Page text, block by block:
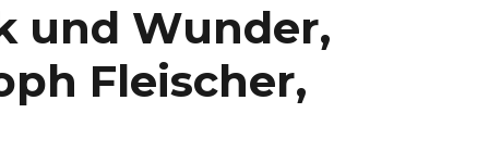
und Wunder,
Fleischer,